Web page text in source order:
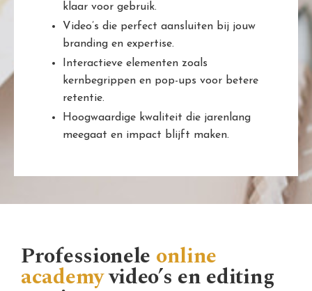
klaar voor gebruik.
Video’s die perfect aansluiten bij jouw
branding en expertise.
Interactieve elementen zoals
kernbegrippen en pop-ups voor betere
retentie.
Hoogwaardige kwaliteit die jarenlang
meegaat en impact blijft maken.
Professionele online
academyvideo’s en editing